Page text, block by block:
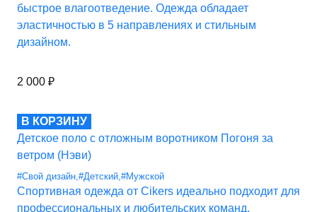
быстрое влагоотведение. Одежда обладает
эластичностью в 5 направлениях и стильным
дизайном.
2 000 ₽
В КОРЗИНУ
Детское поло с отложным воротником Погоня за
ветром (Нэви)
#Свой дизайн,#Детский,#Мужской
Спортивная одежда от Cikers идеально подходит для
профессиональных и любительских команд.